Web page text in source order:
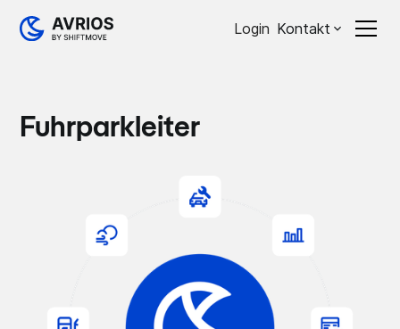
Login Kontakt
Fuhrparkleiter